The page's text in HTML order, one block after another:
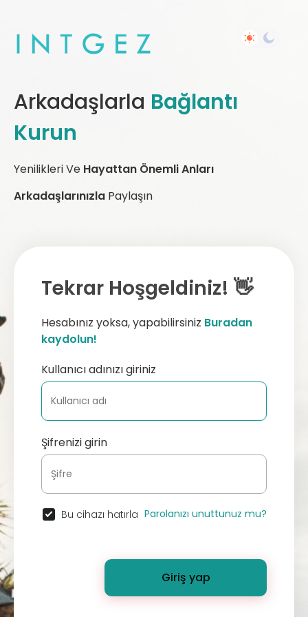
Arkadaşlarla Bağlantı
Kurun
Yenilikleri Ve Hayattan Önemli Anları
Arkadaşlarınızla Paylaşın
Tekrar Hoşgeldiniz! 👋
Hesabınız yoksa, yapabilirsiniz Buradan
kaydolun!
Kullanıcı adınızı giriniz
Şifrenizi girin
Bu cihazı hatırla Parolanızı unuttunuz mu?
Giriş yap